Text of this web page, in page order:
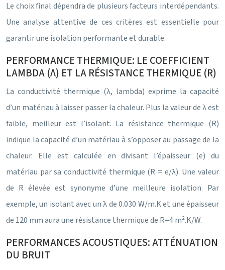
Le choix final dépendra de plusieurs facteurs interdépendants.
Une analyse attentive de ces critères est essentielle pour
garantir une isolation performante et durable.
PERFORMANCE THERMIQUE: LE COEFFICIENT
LAMBDA (Λ) ET LA RÉSISTANCE THERMIQUE (R)
La conductivité thermique (λ, lambda) exprime la capacité
d’un matériau à laisser passer la chaleur. Plus la valeur de λ est
faible, meilleur est l’isolant. La résistance thermique (R)
indique la capacité d’un matériau à s’opposer au passage de la
chaleur. Elle est calculée en divisant l’épaisseur (e) du
matériau par sa conductivité thermique (R = e/λ). Une valeur
de R élevée est synonyme d’une meilleure isolation. Par
exemple, un isolant avec un λ de 0.030 W/m.K et une épaisseur
de 120 mm aura une résistance thermique de R=4 m².K/W.
PERFORMANCES ACOUSTIQUES: ATTÉNUATION
DU BRUIT